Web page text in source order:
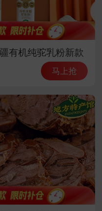
有机纯驼乳粉新款
马上抢